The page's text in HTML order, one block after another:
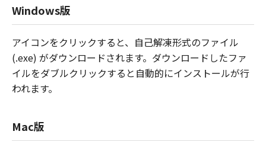
Windows版
アイコンをクリックすると、自己解凍形式のファイル
(.exe) がダウンロードされます。ダウンロードしたファ
イルをダブルクリックすると自動的にインストールが行
われます。
Mac版